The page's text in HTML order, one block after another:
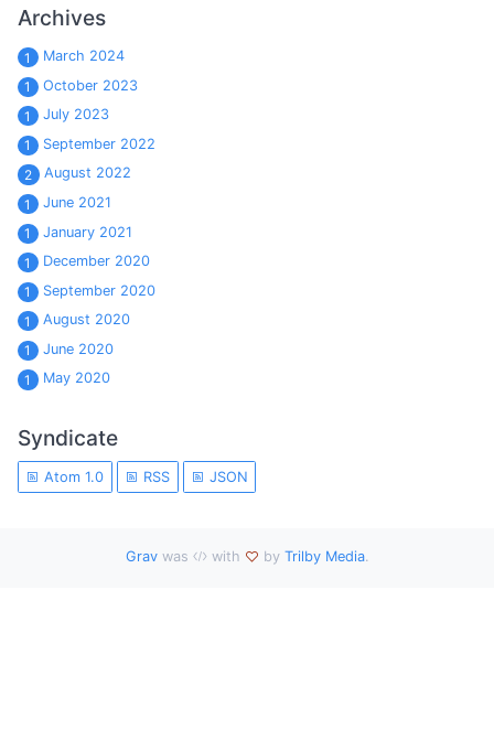
Archives
1
March 2024
1
October 2023
1
July 2023
1
September 2022
2
August 2022
1
June 2021
1
January 2021
1
December 2020
1
September 2020
1
August 2020
1
June 2020
1
May 2020
Syndicate
Atom 1.0 RSS JSON
Gravwas with by Trilby Media.